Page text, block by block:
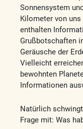
Sonnensystem
Kilometer von
enthalten
Grußbotschaften
Geräusche der
Vielleicht
bewohnten
Informationen
Natürlich
Frage mit: Was